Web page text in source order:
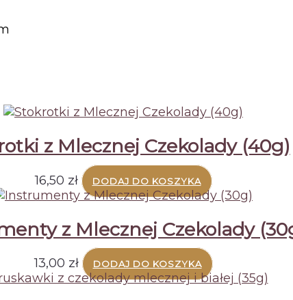
z Mlecznej Czekolady (40g)
16,50 zł DODAJ DO KOSZYKA
z Mlecznej Czekolady
13,00 zł DODAJ DO KOSZYKA